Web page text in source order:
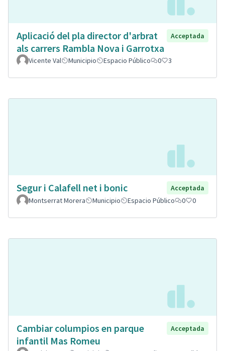
Aplicació del pla director d'arbrat
als carrers Rambla Nova i Garrotxa
Acceptada
Vicente Val Municipio Espacio Público 0 3
Segur i Calafell net i bonic
Acceptada
Montserrat Morera
Municipio Espacio Público 0 0
Cambiar columpios en parque
infantil Mas Romeu
Acceptada